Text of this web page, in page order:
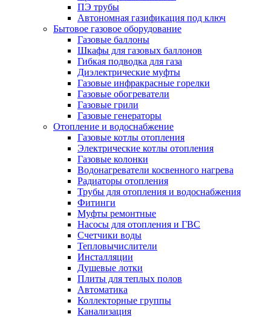
ПЭ трубы
Автономная газификация под ключ
Бытовое газовое оборудование
Газовые баллоны
Шкафы для газовых баллонов
Гибкая подводка для газа
Диэлектрические муфты
Газовые инфракрасные горелки
Газовые обогреватели
Газовые грили
Газовые генераторы
Отопление и водоснабжение
Газовые котлы отопления
Электрические котлы отопления
Газовые колонки
Водонагреватели косвенного нагрева
Радиаторы отопления
Трубы для отопления и водоснабжения
Фитинги
Муфты ремонтные
Насосы для отопления и ГВС
Счетчики воды
Тепловычислители
Инсталляции
Душевые лотки
Плиты для теплых полов
Автоматика
Коллекторные группы
Канализация